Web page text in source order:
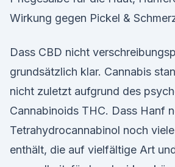
Wirkung gegen Pickel &
Dass CBD nicht
grundsätzlich klar. Cannabis
nicht zuletzt aufgrund des
Cannabinoids THC. Dass Hanf
Tetrahydrocannabinol noch
enthält, die auf vielfältige Art